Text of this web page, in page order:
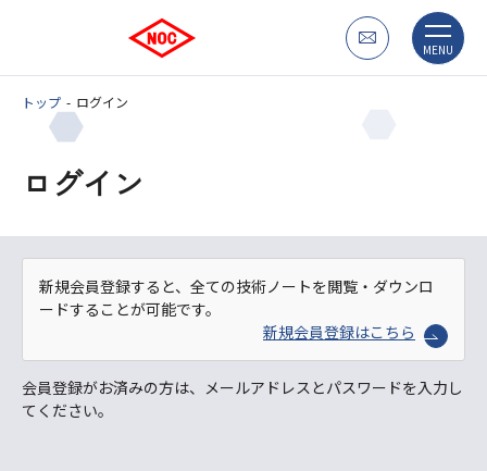
MENU
トップ ログイン
ログイン
新規会員登録すると、全ての技術ノートを閲覧・ダウンロ
ードすることが可能です。
新規会員登録はこちら
会員登録がお済みの方は、メールアドレスとパスワードを入力し
てください。